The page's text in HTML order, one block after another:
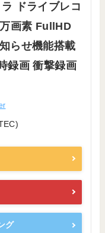
ドライブレコ
画素 FullHD
らせ機能搭載
録画 衝撃録画
グ